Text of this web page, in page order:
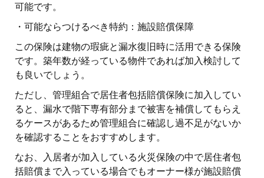
可能です。
・可能ならつけるべき特約：施設賠償保障
この保険は建物の瑕疵と漏水復旧時に活用できる保険
です。築年数が経っている物件であれば加入検討して
も良いでしょう。
ただし、管理組合で居住者包括賠償保険に加入してい
ると、漏水で階下専有部分まで被害を補償してもらえ
るケースがあるため管理組合に確認し過不足がないか
を確認することをおすすめします。
なお、入居者が加入している火災保険の中で居住者包
括賠償まで入っている場合でもオーナー様が施設賠償